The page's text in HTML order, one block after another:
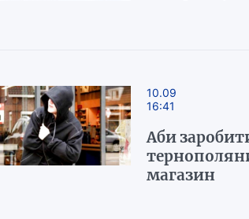
10.09
16:41
Аби
магазин